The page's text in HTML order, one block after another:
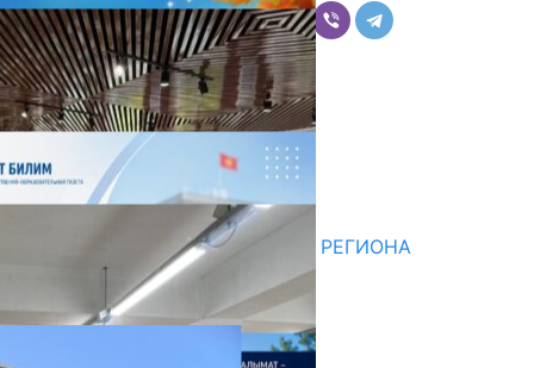
Комментарии
Последние новости
НЕДЕЛЯ В ОБЗОРЕ
07.08.2026
ДЛЯ МЕТОДИСТОВ ЮЖНОГО РЕГИОНА
НАЧАЛОСЬ ОБУЧЕНИЕ
05.08.2026